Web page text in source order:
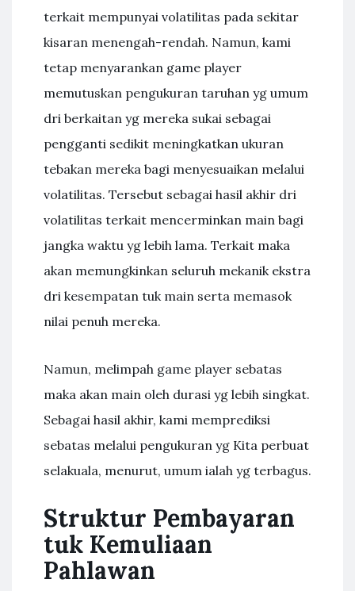
terkait mempunyai volatilitas pada sekitar
kisaran menengah-rendah. Namun, kami
tetap menyarankan game player
memutuskan pengukuran taruhan yg umum
dri berkaitan yg mereka sukai sebagai
pengganti sedikit meningkatkan ukuran
tebakan mereka bagi menyesuaikan melalui
volatilitas. Tersebut sebagai hasil akhir dri
volatilitas terkait mencerminkan main bagi
jangka waktu yg lebih lama. Terkait maka
akan memungkinkan seluruh mekanik ekstra
dri kesempatan tuk main serta memasok
nilai penuh mereka.
Namun, melimpah game player sebatas
maka akan main oleh durasi yg lebih singkat.
Sebagai hasil akhir, kami memprediksi
sebatas melalui pengukuran yg Kita perbuat
selakuala, menurut, umum ialah yg terbagus.
Struktur Pembayaran
tuk Kemuliaan
Pahlawan